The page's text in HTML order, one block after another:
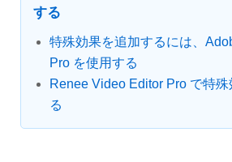
する
特殊効果を追加するには、
Pro を使用する
Renee Video Editor Pro で特
る